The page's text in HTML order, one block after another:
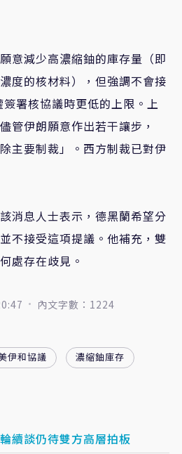
意減少高濃縮鈾的庫存量（即
度的核材料），但強調不會接
署核協議時更低的上限。上
管伊朗願意作出若干讓步，
主要制裁」。西方制裁已對伊
消息人士表示，德黑蘭希望分
不接受這項提議。他補充，雙
處存在歧見。
內文字數：1224
伊和協議 濃縮鈾庫存
續談仍待雙方高層拍板